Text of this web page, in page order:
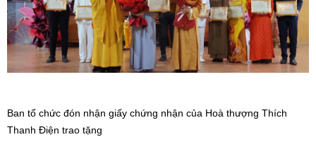
Ban tổ chức đón nhận giấy chứng nhận của Hoà thượng Thích
Thanh Điện trao tặng